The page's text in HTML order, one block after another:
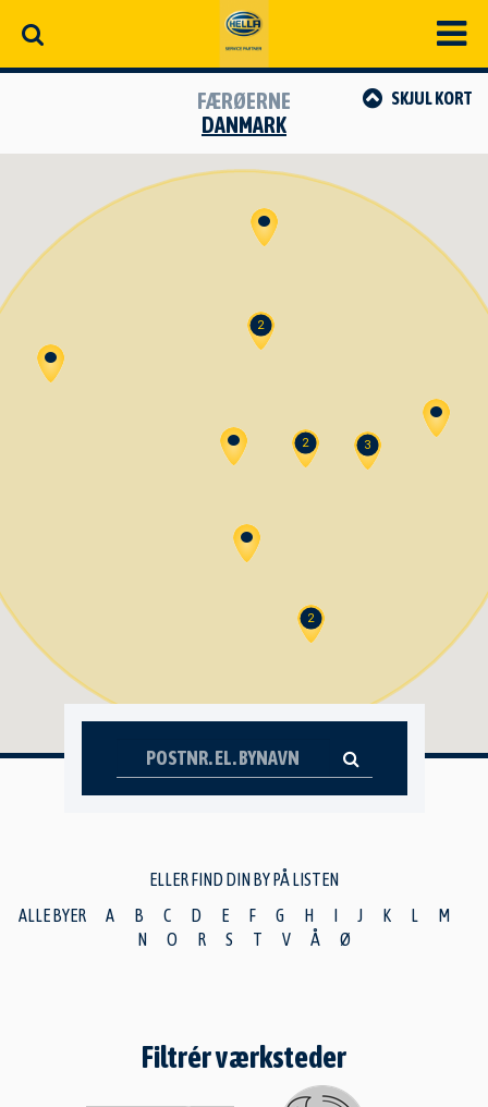
FÆRØERNE
DANMARK
SKJULKORT
2
2
3
2
ELLER FIND DIN BY PÅ LISTEN
ALLE BYER
A B C D E F G H I J K L
M
N
O R S T V Å Ø
Filtrér værksteder